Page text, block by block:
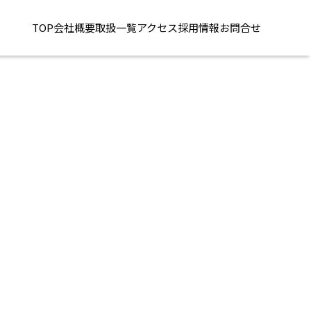
TOP会社概要取扱一覧アクセス採用情報お問合せ